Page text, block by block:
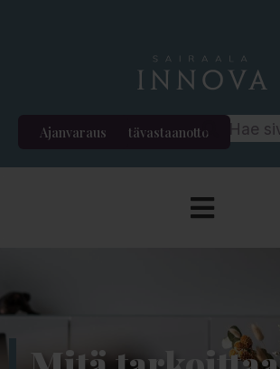
Etävastaanotto
Ajanvaraus